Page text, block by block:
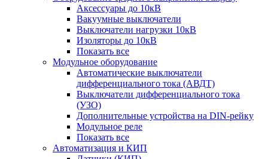
Аксессуары до 10кВ
Вакуумные выключатели
Выключатели нагрузки 10кВ
Изоляторы до 10кВ
Показать все
Модульное оборудование
Автоматические выключатели
дифференциального тока (АВДТ)
Выключатели дифференциального тока
(УЗО)
Дополнительные устройства на DIN-рейку
Модульное реле
Показать все
Автоматизация и КИП